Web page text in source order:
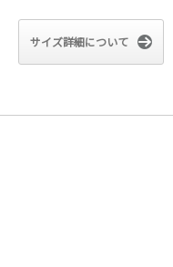
サイズ詳細について